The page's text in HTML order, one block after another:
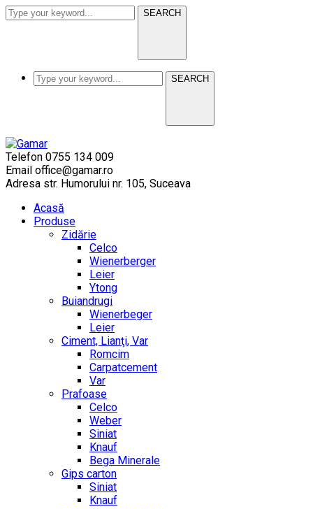
SEARCH
SEARCH
Telefon 0755 134 009
Email office@gamar.ro
Adresa str. Humorului nr. 105, Suceava
Acasă
Produse
Zidărie
Celco
Wienerberger
Leier
Ytong
Buiandrugi
Wienerbeger
Leier
Ciment, Lianţi, Var
Romcim
Carpatcement
Var
Prafoase
Celco
Weber
Siniat
Knauf
Bega Minerale
Gips carton
Siniat
Knauf